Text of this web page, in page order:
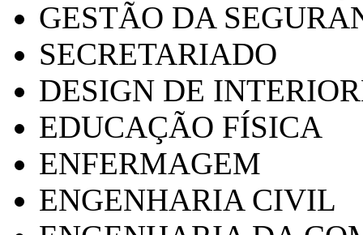
GESTÃO DA
SECRETARIADO
DESIGN DE
EDUCAÇÃO FÍSICA
ENFERMAGEM
ENGENHARIA CIVIL